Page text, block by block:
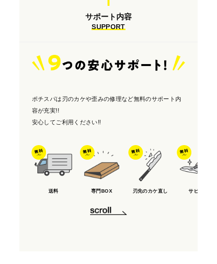
サポート内容
SUPPORT
ポチスパは刃のカケや歪みの修理など無料のサポート内
容が充実!!
安心してご利用ください!!
送料 専門BOX 刃先のカケ直し サビ取り